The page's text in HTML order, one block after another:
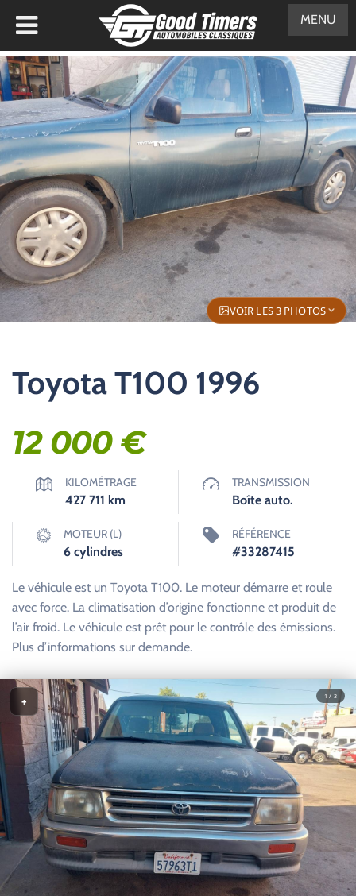
VOIR LES 3 PHOTOS
Toyota T100 1996
12 000€
KILOMÉTRAGE
427 711 km
TRANSMISSION
Boîte auto.
MOTEUR (L)
6 cylindres
RÉFÉRENCE
#33287415
Le véhicule est un Toyota T100. Le moteur démarre et roule
avec force. La climatisation d’origine fonctionne et produit de
l’air froid. Le véhicule est prêt pour le contrôle des émissions.
Plus d’informations sur demande.
1 / 3
+
MENU